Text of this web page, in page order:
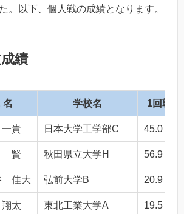
。以下、個人戦の成績となります。
績
名 学校名 1回戦
貴 日本大学工学部C 45.0
賢 秋田県立大学H 56.9
佳大 弘前大学B 20.9
太 東北工業大学A 19.5